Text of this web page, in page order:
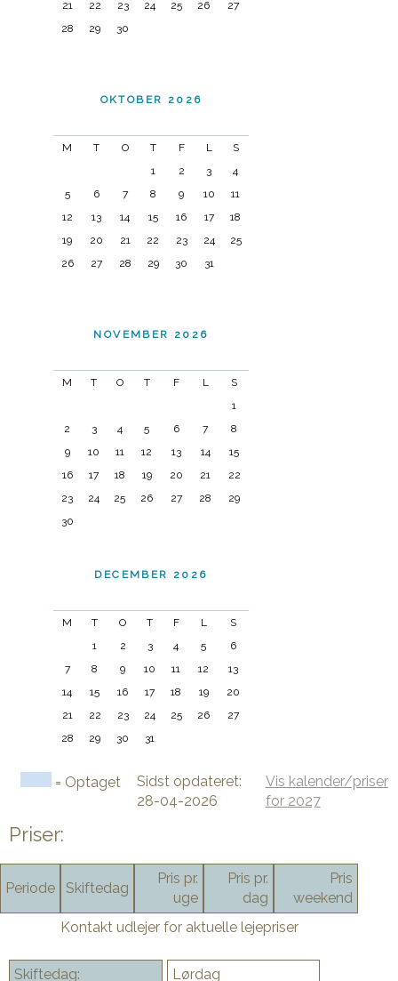
21
22 23 24 25 26
27
28
29 30
OKTOBER 2026
M T O T F L
S
1
2 3
4
5
6 7 8 9 10
11
12
13 14 15 16 17
18
19
20 21 22 23 24
25
26
27 28 29 30 31
NOVEMBER 2026
M T O T F L
S
1
2
3 4 5 6 7
8
9
10 11 12 13 14
15
16
17 18 19 20 21
22
23
24 25 26 27 28
29
30
DECEMBER 2026
M T O T F L
S
1
2 3 4 5
6
7
8 9 10 11 12
13
14
15 16 17 18 19
20
21
22 23 24 25 26
27
28
29 30 31
= Optaget
Sidst opdateret:
28-04-2026
Vis kalender/priser
for 2027
Priser:
Periode Skiftedag
Pris pr.
uge
Pris pr.
dag
Pris
weekend
Kontakt udlejer for aktuelle lejepriser
Skiftedag: Lørdag